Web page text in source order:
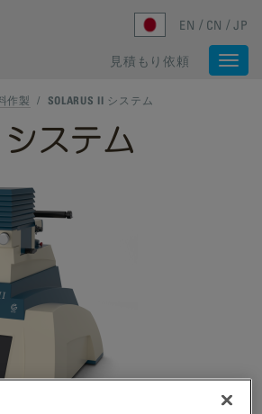
EN CN JP
見積もり依頼
作製 / SOLARUS II システム
システム